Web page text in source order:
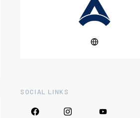
SOCIAL LINKS